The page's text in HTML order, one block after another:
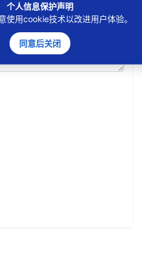
个人信息保护声明
使用cookie技术以改进用户体验。
同意后关闭